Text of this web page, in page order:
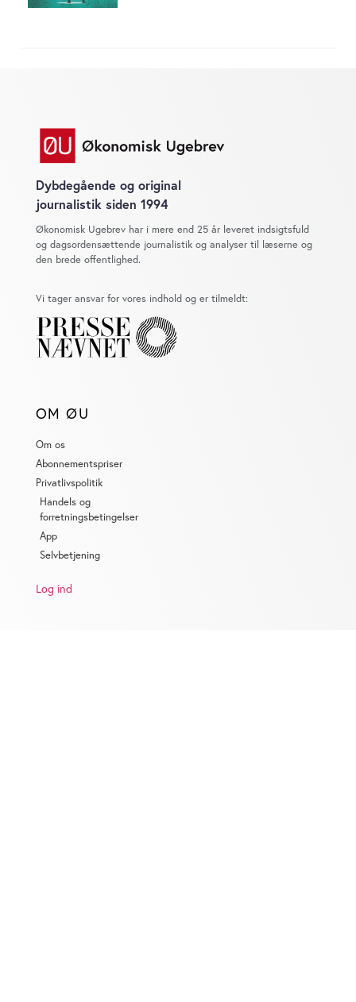
Dybdegående og original
journalistik siden 1994
Økonomisk Ugebrev har i mere end 25 år leveret indsigtsfuld
og dagsordensættende journalistik og analyser til læserne og
den brede offentlighed.
Vi tager ansvar for vores indhold og er tilmeldt:
OM ØU
Om os
Abonnementspriser
Privatlivspolitik
Handels og
forretningsbetingelser
App
Selvbetjening
Log ind